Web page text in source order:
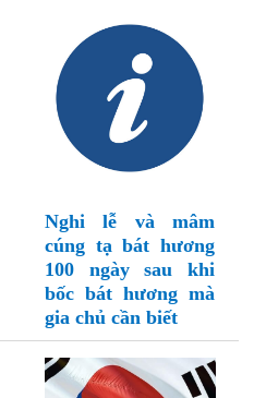
Nghi lễ và mâm
cúng tạ bát hương
100 ngày sau khi
bốc bát hương mà
gia chủ cần biết